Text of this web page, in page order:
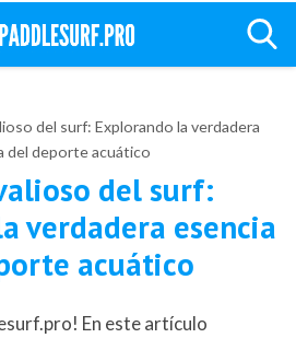
del surf: Explorando la verdadera
del deporte acuático
del surf:
verdadera esencia
acuático
En este artículo